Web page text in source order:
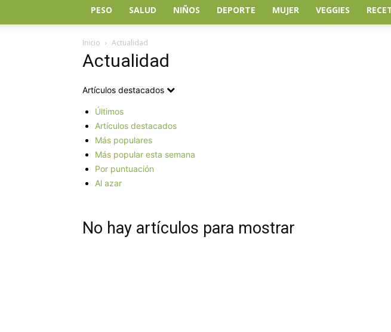
PESO SALUD NIÑOS DEPORTE MUJER VEGGIES
Inicio Actualidad
Actualidad
Artículos destacados
Últimos
Artículos destacados
Más populares
Más popular esta semana
Por puntuación
Al azar
No hay artículos para mostrar